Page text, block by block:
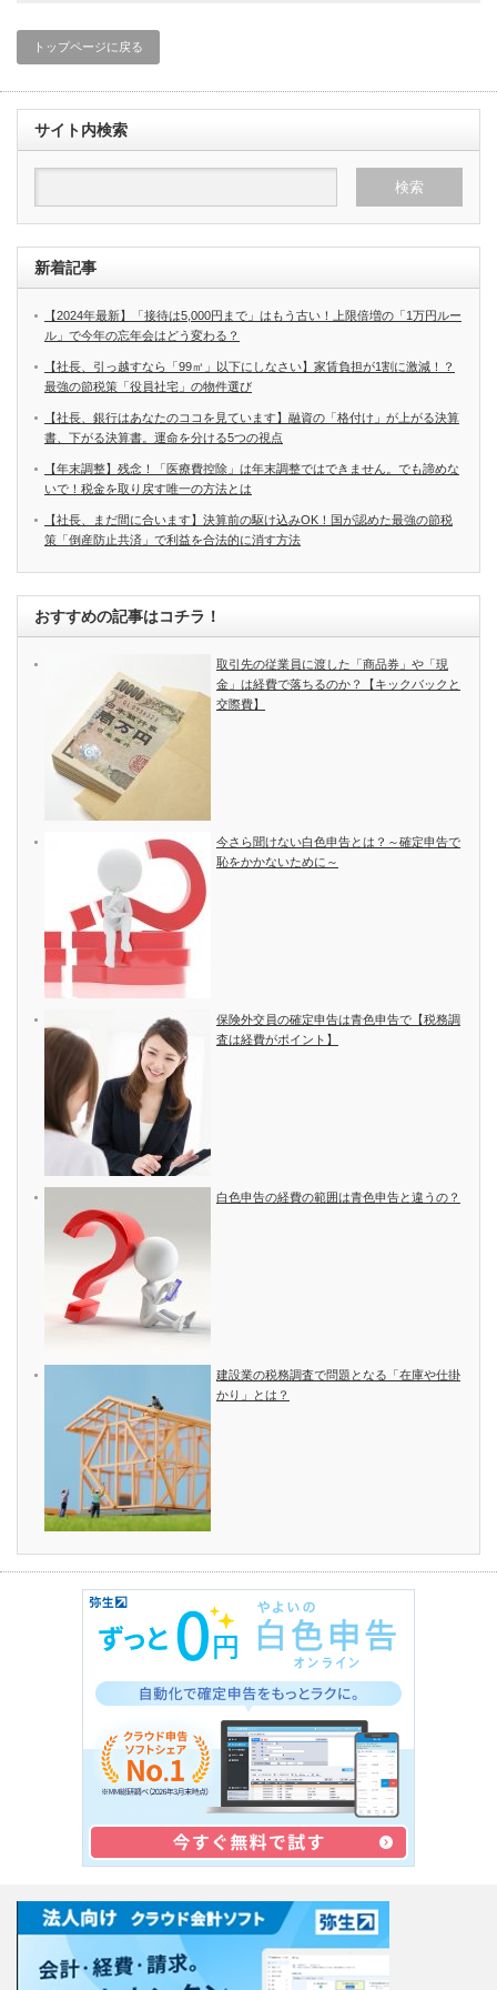
トップページに戻る
サイト内検索
新着記事
【2024年最新】「接待は5,000円まで」はもう古い！上限倍増の「1万円ルー
ル」で今年の忘年会はどう変わる？
【社長、引っ越すなら「99㎡」以下にしなさい】家賃負担が1割に激減！？
最強の節税策「役員社宅」の物件選び
【社長、銀行はあなたのココを見ています】融資の「格付け」が上がる決算
書、下がる決算書。運命を分ける5つの視点
【年末調整】残念！「医療費控除」は年末調整ではできません。でも諦めな
いで！税金を取り戻す唯一の方法とは
【社長、まだ間に合います】決算前の駆け込みOK！国が認めた最強の節税
策「倒産防止共済」で利益を合法的に消す方法
おすすめの記事はコチラ！
取引先の従業員に渡した「商品券」や「現
金」は経費で落ちるのか？【キックバックと
交際費】
今さら聞けない白色申告とは？～確定申告で
恥をかかないために～
保険外交員の確定申告は青色申告で【税務調
査は経費がポイント】
白色申告の経費の範囲は青色申告と違うの？
建設業の税務調査で問題となる「在庫や仕掛
かり」とは？